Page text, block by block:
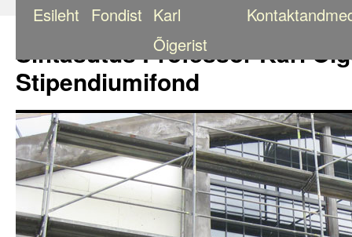
Sihtasutus Professor Karl
Stipendiumifond
Esileht Fondist Karl
Õigerist